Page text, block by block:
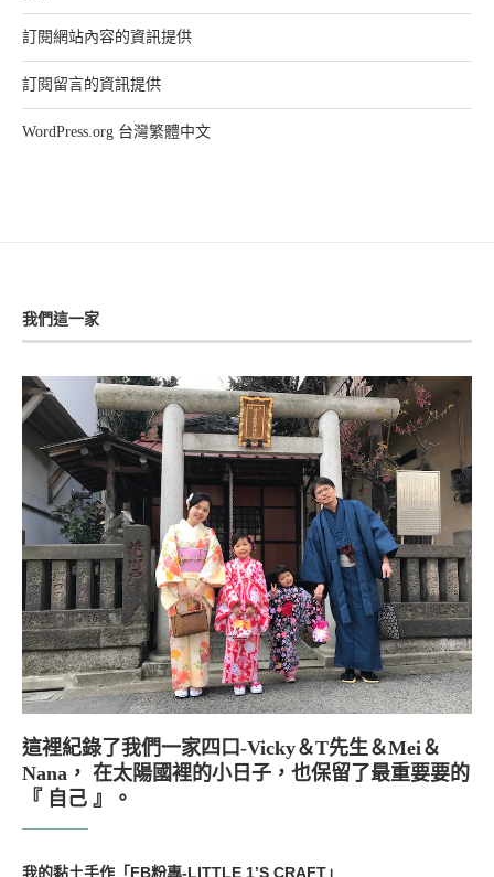
訂閱網站內容的資訊提供
訂閱留言的資訊提供
WordPress.org 台灣繁體中文
我們這一家
這裡紀錄了我們一家四口-Vicky＆T先生＆Mei＆
Nana， 在太陽國裡的小日子，也保留了最重要要的
『 自己 』。
我的黏土手作「FB粉專-LITTLE 1’S CRAFT」